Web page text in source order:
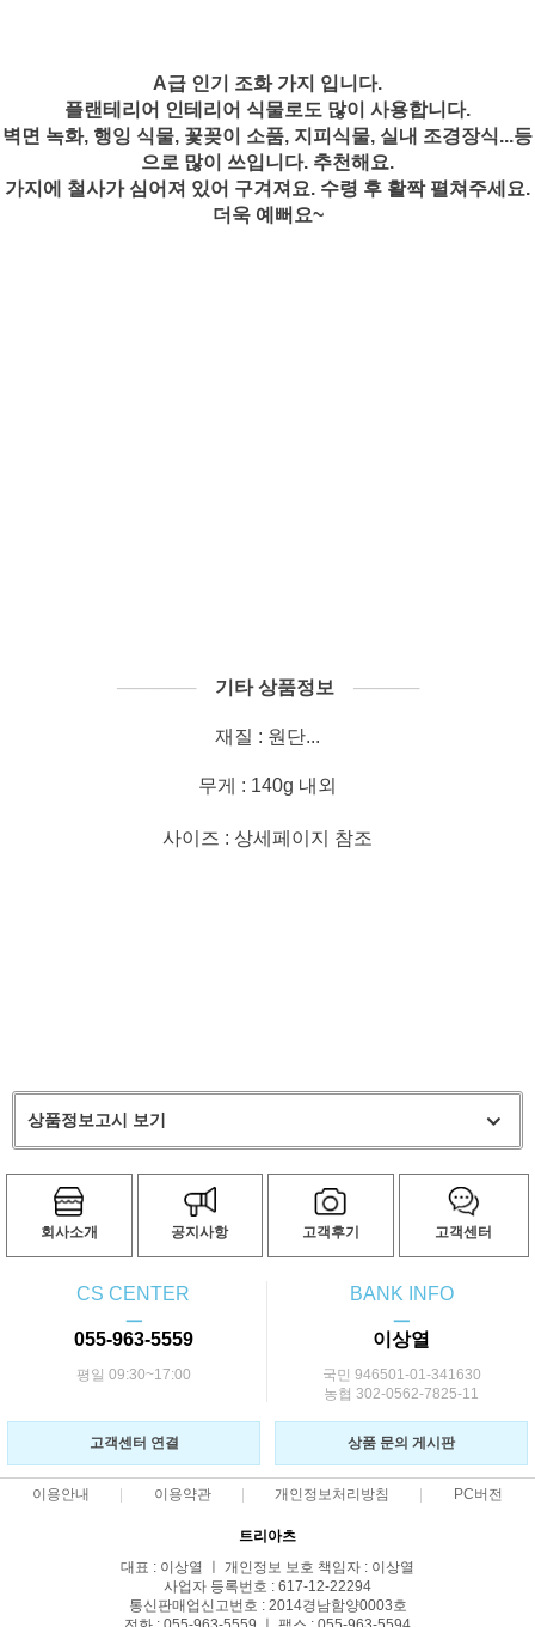
A급 인기 조화 가지 입니다.
플랜테리어 인테리어 식물로도 많이 사용합니다.
벽면 녹화, 행잉 식물, 꽃꽂이 소품, 지피식물, 실내 조경장식...등
으로 많이 쓰입니다. 추천해요.
가지에 철사가 심어져 있어 구겨져요. 수령 후 활짝 펼쳐주세요.
더욱 예뻐요~
────── 기타 상품정보 ─────
재질 : 원단...
무게 : 140g 내외
사이즈 : 상세페이지 참조
상품정보고시 보기
회사소개 공지사항 고객후기 고객센터
CS CENTER
ㅡ
055-963-5559
평일 09:30~17:00
BANK INFO
ㅡ
이상열
국민 946501-01-341630
농협 302-0562-7825-11
고객센터 연결 상품 문의 게시판
이용안내 이용약관 개인정보처리방침 PC버전
트리아츠
대표 : 이상열 ㅣ 개인정보 보호 책임자 : 이상열
사업자 등록번호 : 617-12-22294
통신판매업신고번호 : 2014경남함양0003호